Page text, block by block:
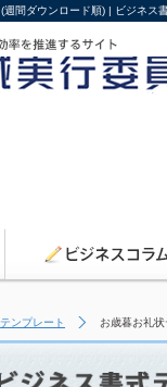
間ダウンロード順) | ビジネス
ンプレート お歳暮お礼